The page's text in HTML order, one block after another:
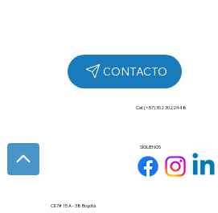
SÍGUENOS
Cel: (+57) 302 3022448
Cll 7# 15 A - 38 Bogotá